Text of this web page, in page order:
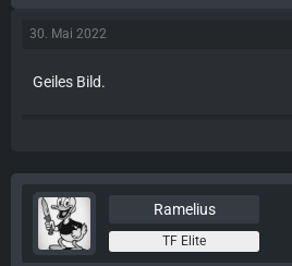
30. Mai 2022
Geiles Bild.
Ramelius
TF Elite